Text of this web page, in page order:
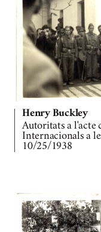
Henry Buckley
Autoritats a l'acte
Internacionals a
10/25/1938